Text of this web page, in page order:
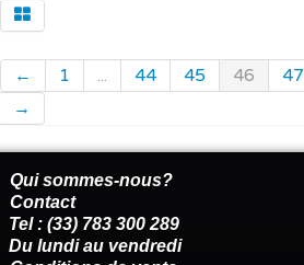
← 1 ... 44 45 46 47
→
Qui sommes-nous?
Contact
Tel : (33) 783 300 289
Du lundi au vendredi